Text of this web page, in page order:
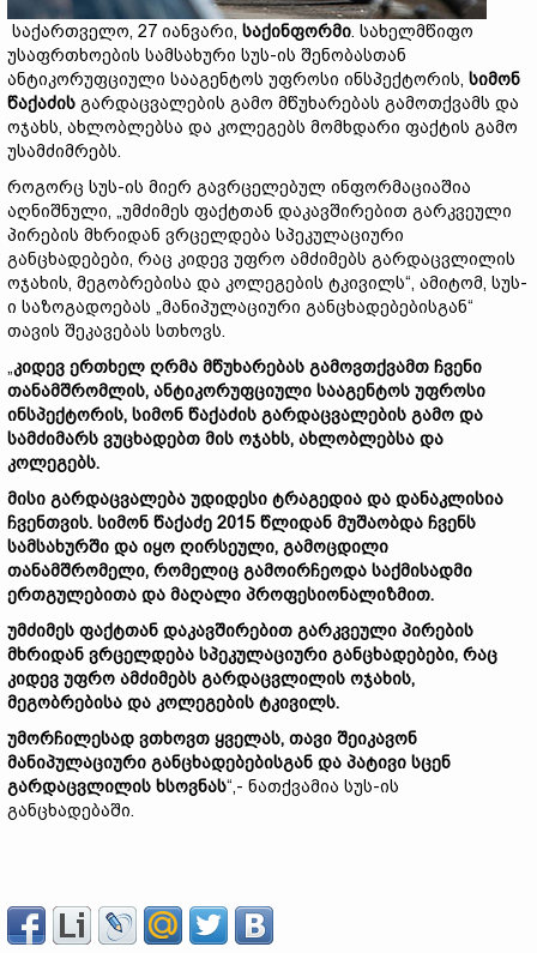
საქართველო, 27 იანვარი, საქინფორმი. სახელმწიფო
უსაფრთხოების სამსახური სუს-ის შენობასთან
ანტიკორუფციული სააგენტოს უფროსი ინსპექტორის, სიმონ
წაქაძის გარდაცვალების გამო მწუხარებას გამოთქვამს და
ოჯახს, ახლობლებსა და კოლეგებს მომხდარი ფაქტის გამო
უსამძიმრებს.
როგორც სუს-ის მიერ გავრცელებულ ინფორმაციაშია
აღნიშნული, „უმძიმეს ფაქტთან დაკავშირებით გარკვეული
პირების მხრიდან ვრცელდება სპეკულაციური
განცხადებები, რაც კიდევ უფრო ამძიმებს გარდაცვლილის
ოჯახის, მეგობრებისა და კოლეგების ტკივილს“, ამიტომ, სუს-
ი საზოგადოებას „მანიპულაციური განცხადებებისგან“
თავის შეკავებას სთხოვს.
„კიდევ ერთხელ ღრმა მწუხარებას გამოვთქვამთ ჩვენი
თანამშრომლის, ანტიკორუფციული სააგენტოს უფროსი
ინსპექტორის, სიმონ წაქაძის გარდაცვალების გამო და
სამძიმარს ვუცხადებთ მის ოჯახს, ახლობლებსა და
კოლეგებს.
მისი გარდაცვალება უდიდესი ტრაგედია და დანაკლისია
ჩვენთვის. სიმონ წაქაძე 2015 წლიდან მუშაობდა ჩვენს
სამსახურში და იყო ღირსეული, გამოცდილი
თანამშრომელი, რომელიც გამოირჩეოდა საქმისადმი
ერთგულებითა და მაღალი პროფესიონალიზმით.
უმძიმეს ფაქტთან დაკავშირებით გარკვეული პირების
მხრიდან ვრცელდება სპეკულაციური განცხადებები, რაც
კიდევ უფრო ამძიმებს გარდაცვლილის ოჯახის,
მეგობრებისა და კოლეგების ტკივილს.
უმორჩილესად ვთხოვთ ყველას, თავი შეიკავონ
მანიპულაციური განცხადებებისგან და პატივი სცენ
გარდაცვლილის ხსოვნას“,- ნათქვამია სუს-ის
განცხადებაში.